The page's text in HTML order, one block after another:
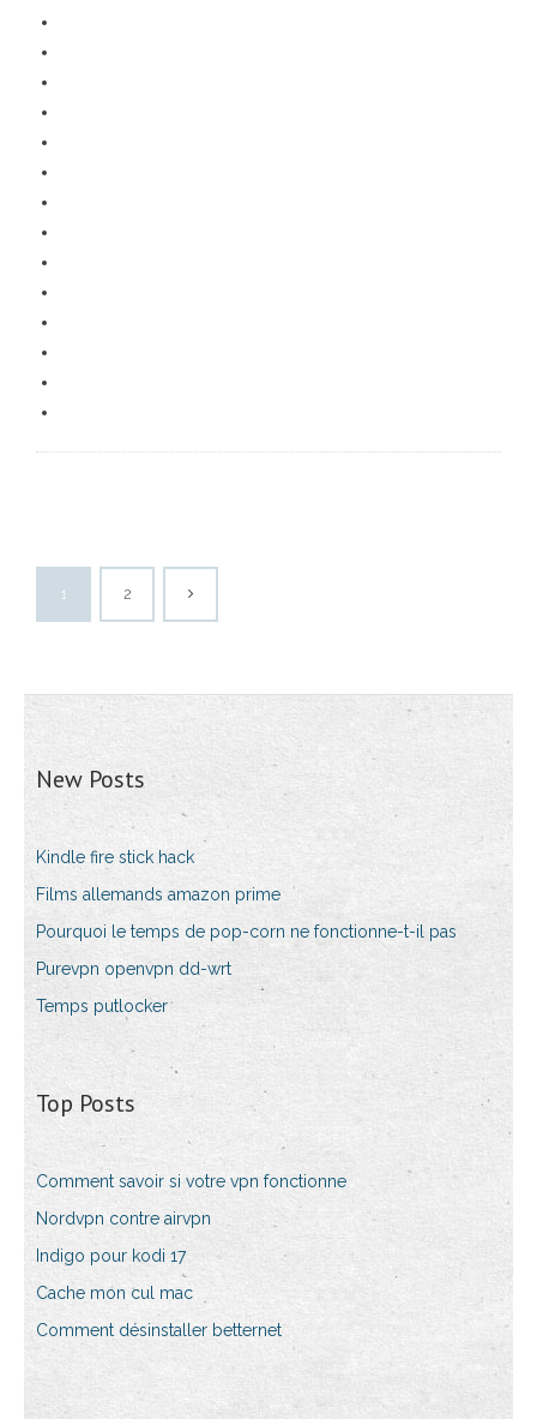
1 2
New Posts
Kindle fire stick hack
Films allemands amazon prime
Pourquoi le temps de pop-corn ne fonctionne-t-il pas
Purevpn openvpn dd-wrt
Temps putlocker
Top Posts
Comment savoir si votre vpn fonctionne
Nordvpn contre airvpn
Indigo pour kodi 17
Cache mon cul mac
Comment désinstaller betternet